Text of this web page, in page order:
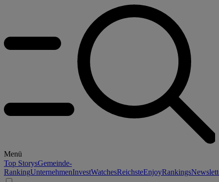
Menü
Top StorysGemeinde-
RankingUnternehmenInvestWatchesReichsteEnjoyRankings